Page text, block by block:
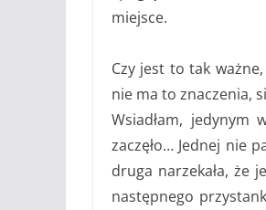
miejsce.
Czy jest to tak
nie ma to znaczenia,
Wsiadłam, jedynym
zaczęło… Jednej nie
druga narzekała, że
następnego